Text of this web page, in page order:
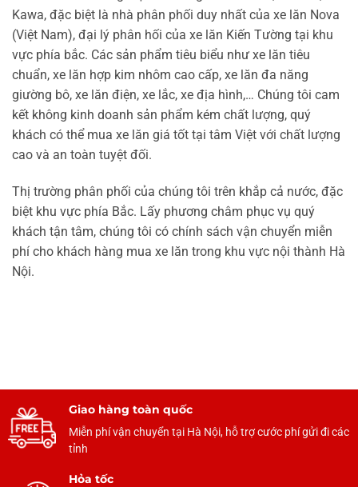
Kawa, đặc biệt là nhà phân phối duy nhất của xe lăn Nova
(Việt Nam), đại lý phân hối của xe lăn Kiến Tường tại khu
vực phía bắc. Các sản phẩm tiêu biểu như xe lăn tiêu
chuẩn, xe lăn hợp kim nhôm cao cấp, xe lăn đa năng
giường bô, xe lăn điện, xe lắc, xe địa hình,… Chúng tôi cam
kết không kinh doanh sản phẩm kém chất lượng, quý
khách có thể mua xe lăn giá tốt tại tâm Việt với chất lượng
cao và an toàn tuyệt đối.
Thị trường phân phối của chúng tôi trên khắp cả nước, đặc
biệt khu vực phía Bắc. Lấy phương châm phục vụ quý
khách tận tâm, chúng tôi có chính sách vận chuyển miễn
phí cho khách hàng mua xe lăn trong khu vực nội thành Hà
Nội.
Giao hàng toàn quốc
Miễn phí vận chuyển tại Hà Nội, hỗ trợ cước phí gửi đi các
tỉnh
Hỏa tốc